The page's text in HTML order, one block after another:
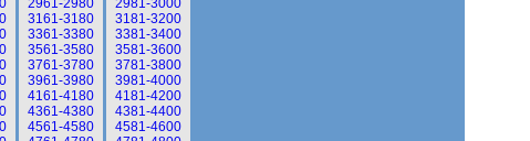
2961-2980
2981-3000
3161-3180
3181-3200
3361-3380
3381-3400
3561-3580
3581-3600
3761-3780
3781-3800
3961-3980
3981-4000
4161-4180
4181-4200
4361-4380
4381-4400
4561-4580
4581-4600